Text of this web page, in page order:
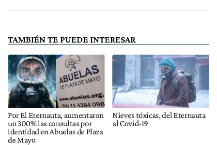
TAMBIÉN TE PUEDE INTERESAR
Por El Eternauta, aumentaron
un 300% las consultas por
identidad en Abuelas de Plaza
de Mayo
Nieves tóxicas, del Eternauta
al Covid-19